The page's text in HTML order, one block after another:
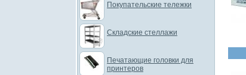
Покупательские тележки
Складские стеллажи
Печатающие головки для
принтеров